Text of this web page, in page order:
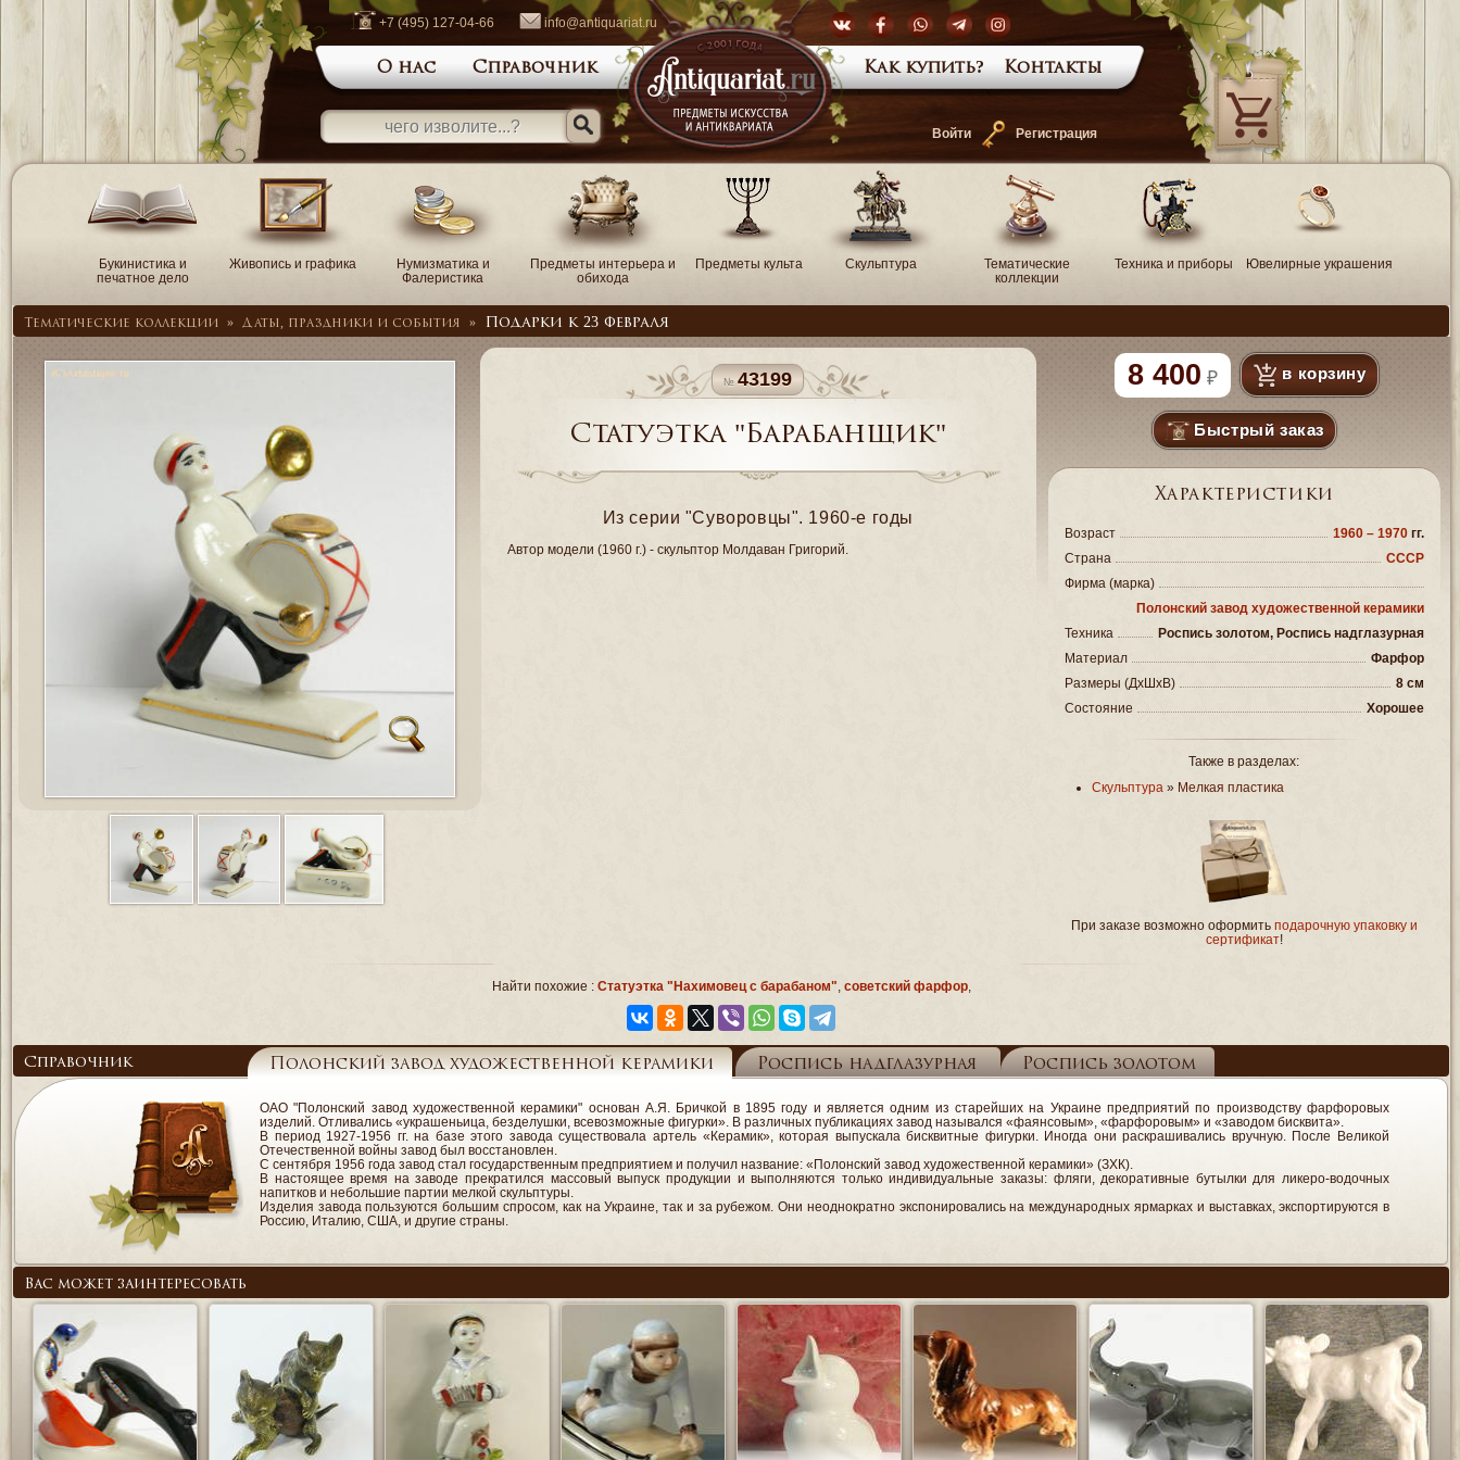
+7 (495) 127-04-66 info@antiquariat.ru
Войти Регистрация
О нас Справочник Как купить? Контакты
—
Букинистика и
печатное дело
Живопись и графика
Нумизматика и
Фалеристика
Предметы интерьера и
обихода
Предметы культа Скульптура
Тематические
коллекции
Техника и приборы Ювелирные украшения
Тематические коллекции » Даты, праздники и события » Подарки к 23 февраля
43199
Статуэтка "Барабанщик"
Из серии "Суворовцы". 1960-е годы
Автор модели (1960 г.) - скульптор Молдаван Григорий.
8 400 в корзину
Быстрый заказ
Характеристики
Возраст 1960 – 1970 гг.
Страна
СССР
Фирма (марка)
Полонский завод художественной керамики
Техника
Роспись золотом, Роспись надглазурная
Материал
Фарфор
Размеры (ДxШxВ)
8 см
Состояние
Хорошее
Также в разделах:
Скульптура » Мелкая пластика
При заказе возможно оформить подарочную упаковку и
сертификат!
Найти похожие : Статуэтка "Нахимовец с барабаном" советский фарфор,
Справочник Полонский завод художественной керамики Роспись надглазурная Роспись золотом
ОАО "Полонский завод художественной керамики" основан А.Я. Бричкой в 1895 году и является одним из старейших на Украине предприятий по производству фарфоровых
изделий. Отливались «украшеньица, безделушки, всевозможные фигурки». В различных публикациях завод назывался «фаянсовым», «фарфоровым» и «заводом бисквита».
В период 1927-1956 гг. на базе этого завода существовала артель «Керамик», которая выпускала бисквитные фигурки. Иногда они раскрашивались вручную. После Великой
Отечественной войны завод был восстановлен.
С сентября 1956 года завод стал государственным предприятием и получил название: «Полонский завод художественной керамики» (ЗХК).
В настоящее время на заводе прекратился массовый выпуск продукции и выполняются только индивидуальные заказы: фляги, декоративные бутылки для ликеро-водочных
напитков и небольшие партии мелкой скульптуры.
Изделия завода пользуются большим спросом, как на Украине, так и за рубежом. Они неоднократно экспонировались на международных ярмарках и выставках, экспортируются в
Россию, Италию, США, и другие страны.
Вас может заинтересовать